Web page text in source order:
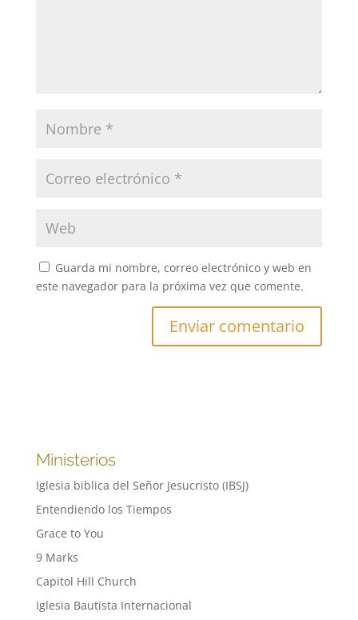
Guarda mi nombre, correo electrónico y web en
este navegador para la próxima vez que comente.
Ministerios
Iglesia biblica del Señor Jesucristo (IBSJ)
Entendiendo los Tiempos
Grace to You
9 Marks
Capitol Hill Church
Iglesia Bautista Internacional